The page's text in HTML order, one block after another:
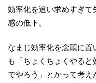
効率化を追い求めすぎて
感の低下。
なまじ効率化を念頭に置
も「ちょくちょくやる
でやろう」とかって考え